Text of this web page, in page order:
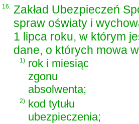
16. Zakład Ubezpieczeń
spraw oświaty i
1 lipca roku, w którym
dane, o których mowa
1) rok i miesiąc
zgonu
absolwenta;
2)
kod tytułu
ubezpieczenia;